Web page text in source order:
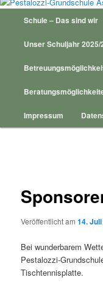
HauptmenüSchule – Das sind wir
Unser Schuljahr 2025/
Impressum
Veröffentlicht am14.
Bei wunderbarem
Pestalozzi-
Tischtennisplatte.